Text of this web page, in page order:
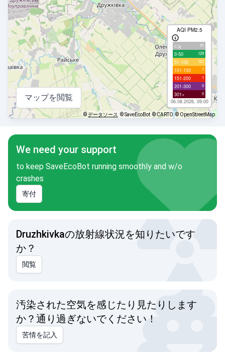
AQI PM2.5
с/д 91
0-50 129
51-100 121
101-150 7
151-200 1
201-300 0
301+ 0
06.08.2026, 09:00
マップを閲覧
©データソース © SaveEcoBot © CARTO © OpenStreetMap
We need your support
to keep SaveEcoBot running smoothly and w/o
crashes
寄付
Druzhkivkaの放射線状況を知りたいです
か？
閲覧
汚染された空気を感じたり見たりします
か？通り過ぎないでください！
苦情を記入